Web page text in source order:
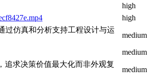
high
high
过仿真和分析支持工程设计与运
medium
medium
追求决策价值最大化而非外观复
medium